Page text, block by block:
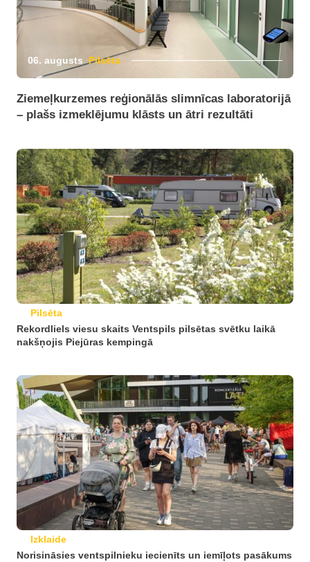
06. augusts Pilsēta
Ziemeļkurzemes reģionālās slimnīcas laboratorijā
– plašs izmeklējumu klāsts un ātri rezultāti
Pilsēta
Rekordliels viesu skaits Ventspils pilsētas svētku laikā
nakšņojis Piejūras kempingā
Izklaide
Norisināsies ventspilnieku iecienīts un iemīļots pasākums